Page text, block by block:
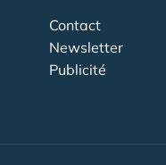
Contact
Newsletter
Publicité